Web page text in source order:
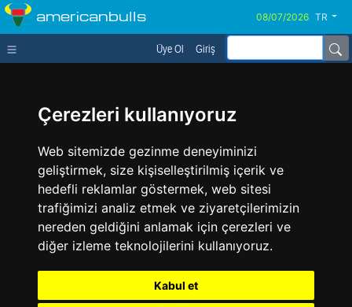
Çerezleri kullanıyoruz
Web sitemizde gezinme deneyiminizi
geliştirmek, size kişiselleştirilmiş içerik ve
hedefli reklamlar göstermek, web sitesi
trafiğimizi analiz etmek ve ziyaretçilerimizin
nereden geldiğini anlamak için çerezleri ve
diğer izleme teknolojilerini kullanıyoruz.
Kabul et
americanbulls TR
Üye Ol Giriş